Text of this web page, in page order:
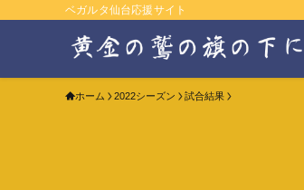
ベガルタ仙台応援サイト
ホーム 2022シーズン 試合結果